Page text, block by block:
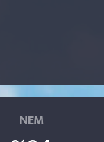
NEM